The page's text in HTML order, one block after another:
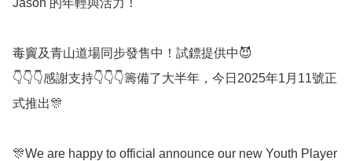
毒竇及青山道場同步發售中！試鏢提供中😈
👇👇👇感謝支持👇👇👇籌備了大半年，今日2025年1月11號正
式推出🎊
🎊We are happy to official announce our new Youth Player